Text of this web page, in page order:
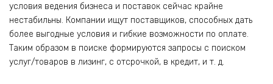
условия ведения бизнеса и поставок сейчас крайне
нестабильны. Компании ищут поставщиков, способных дать
более выгодные условия и гибкие возможности по оплате.
Таким образом в поиске формируются запросы с поиском
услуг/товаров в лизинг, с отсрочкой, в кредит, и т. д.